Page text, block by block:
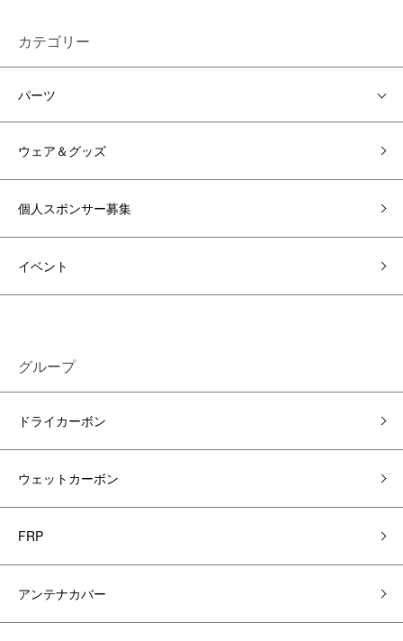
カテゴリー
パーツ
ウェア＆グッズ
個人スポンサー募集
イベント
グループ
ドライカーボン
ウェットカーボン
FRP
アンテナカバー